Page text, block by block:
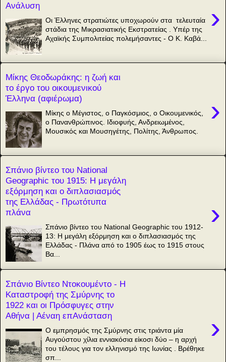
Ανάλυση
›
Οι Έλληνες στρατιώτες υποχωρούν στα τελευταία
στάδια της Μικρασιατικής Εκστρατείας . Υπέρ της
Αχαϊκής Συμπολιτείας πολεμήσαντες - Ο Κ. Καβά...
Μίκης Θεοδωράκης: η ζωή και
το έργο του οικουμενικού
Έλληνα (αφιέρωμα)
›
Μίκης ο Μέγιστος, ο Παγκόσμιος, ο Οικουμενικός,
ο Πανανθρώπινος. Ιδιοφυής, Ανδρειωμένος,
Μουσικός και Μουσηγέτης, Πολίτης, Άνθρωπος.
Σπάνιο βίντεο του National
Geographic του 1915: Η μεγάλη
εξόρμηση και ο διπλασιασμός
της Ελλάδας - Πρωτότυπα
πλάνα
›
Σπάνιο βίντεο του National Geographic του 1912-
13: Η μεγάλη εξόρμηση και ο διπλασιασμός της
Ελλάδας - Πλάνα από το 1905 έως το 1915 στους
Βα...
Σπάνιο Βίντεο Ντοκουμέντο - Η
Καταστροφή της Σμύρνης το
1922 και οι Πρόσφυγες στην
Αθήνα | Αέναη επΑνάσταση
›
Ο εμπρησμός της Σμύρνης στις τριάντα μία
Αυγούστου χίλια εννιακόσια είκοσι δύο – η αρχή
του τέλους για τον ελληνισμό της Ιωνίας . Βρέθηκε
σπ...